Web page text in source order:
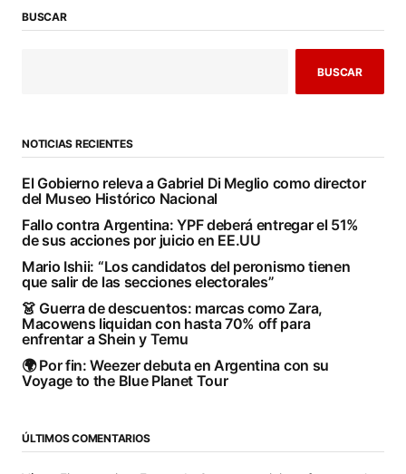
BUSCAR
BUSCAR
NOTICIAS RECIENTES
El Gobierno releva a Gabriel Di Meglio como director
del Museo Histórico Nacional
Fallo contra Argentina: YPF deberá entregar el 51%
de sus acciones por juicio en EE.UU
Mario Ishii: “Los candidatos del peronismo tienen
que salir de las secciones electorales”
👗 Guerra de descuentos: marcas como Zara,
Macowens liquidan con hasta 70% off para
enfrentar a Shein y Temu
🌍 Por fin: Weezer debuta en Argentina con su
Voyage to the Blue Planet Tour
ÚLTIMOS COMENTARIOS